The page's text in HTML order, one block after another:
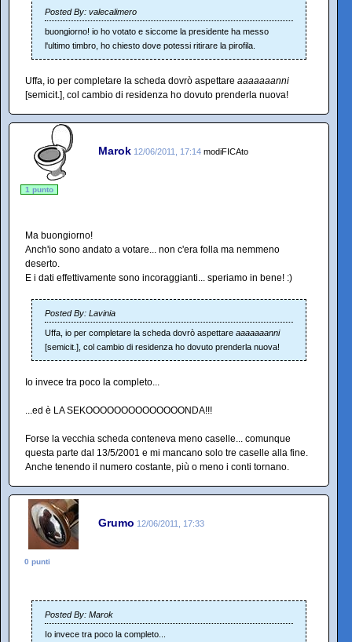
Posted By: valecalimero
buongiorno! io ho votato e siccome la presidente ha messo
l'ultimo timbro, ho chiesto dove potessi ritirare la pirofila.
Uffa, io per completare la scheda dovrò aspettare aaaaaaanni
[semicit.], col cambio di residenza ho dovuto prenderla nuova!
Marok 12/06/2011, 17:14 modiFICAto
1 punto
Ma buongiorno!
Anch'io sono andato a votare... non c'era folla ma nemmeno
deserto.
E i dati effettivamente sono incoraggianti... speriamo in bene! :)
Posted By: Lavinia
Uffa, io per completare la scheda dovrò aspettare aaaaaaanni
[semicit.], col cambio di residenza ho dovuto prenderla nuova!
Io invece tra poco la completo...
...ed è LA SEKOOOOOOOOOOOOOONDA!!!
Forse la vecchia scheda conteneva meno caselle... comunque
questa parte dal 13/5/2001 e mi mancano solo tre caselle alla fine.
Anche tenendo il numero costante, più o meno i conti tornano.
Grumo 12/06/2011, 17:33
0 punti
Posted By: Marok
Io invece tra poco la completo...